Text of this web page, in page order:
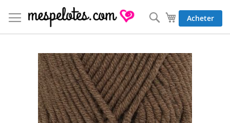
au
contenu
Mon panier
Acheter
Rechercher